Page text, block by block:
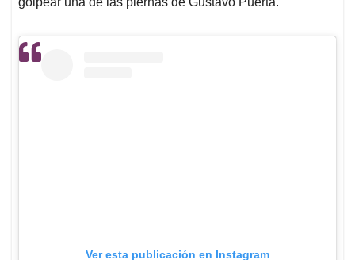
Ver esta publicación en Instagram